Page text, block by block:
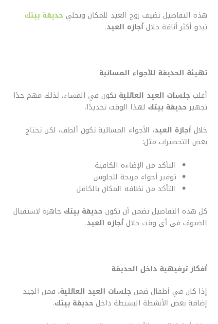
هذه التفاصيل تضيف روح العيد للمكان وتخلي حديقة بيتك
تبدو أكثر أناقة خلالأجازه العيد.
تهيئة الحديقة للأجواء المسائية
أغلب جلسات العيد العائلية تكون في المساء، لذلك مهم جدًا
تجهيزحديقة بيتك لهذا الوقت تحديدًا.
خلالأجازة العيد، الأجواء المسائية تكون ألطف، لكن تحتاج
بعض التحضيرات مثل:
التأكد من الإضاءة الكافية
توفير أجواء مريحة للجلوس
التأكد من نظافة المكان بالكامل
كل هذه التفاصيل تضمن أن تكون حديقة بيتك جاهزة لاستقبال
الضيوف في أي وقت خلالأجازه العيد.
أفكار ترفيهية داخل الحديقة
إذا كان في أطفال ضمن جلسات العيد العائلية، فمن الجيد
إضافة بعض الأنشطة البسيطة داخل حديقة بيتك.